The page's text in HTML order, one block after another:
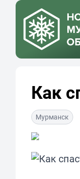
Как
Мурманск